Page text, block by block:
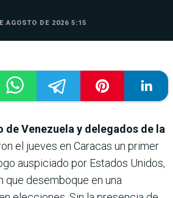
AGOSTO DE 2026 5:15
Venezuela y delegados de la
el jueves en Caracas un primer
auspiciado por Estados Unidos,
que desemboque en una